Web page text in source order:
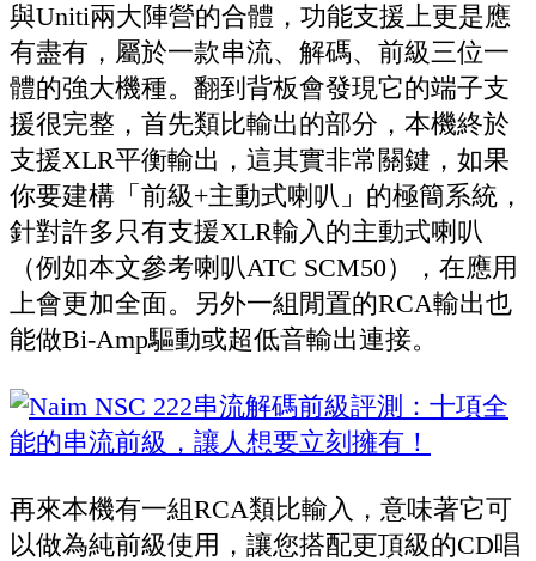
與Uniti兩大陣營的合體，功能支援上更是應
有盡有，屬於一款串流、解碼、前級三位一
體的強大機種。翻到背板會發現它的端子支
援很完整，首先類比輸出的部分，本機終於
支援XLR平衡輸出，這其實非常關鍵，如果
你要建構「前級+主動式喇叭」的極簡系統，
針對許多只有支援XLR輸入的主動式喇叭
（例如本文參考喇叭ATC SCM50），在應用
上會更加全面。另外一組閒置的RCA輸出也
能做Bi-Amp驅動或超低音輸出連接。
再來本機有一組RCA類比輸入，意味著它可
以做為純前級使用，讓您搭配更頂級的CD唱